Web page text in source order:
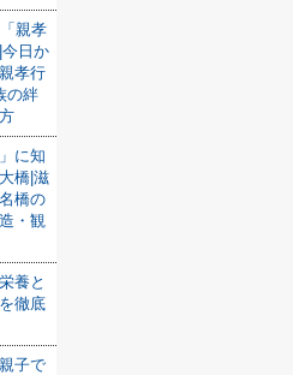
親孝
日か
孝行
の絆
に知
橋|滋
橋の
・観
養と
徹底
子で